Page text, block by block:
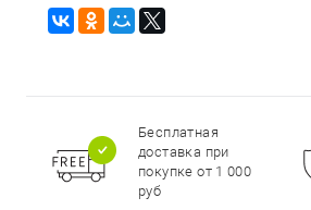
Бесплатная
доставка при
покупке от 1 000
руб